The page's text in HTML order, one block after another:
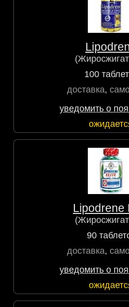
100
доставка,
уведомить о
Lipodrene
90
доставка,
уведомить о